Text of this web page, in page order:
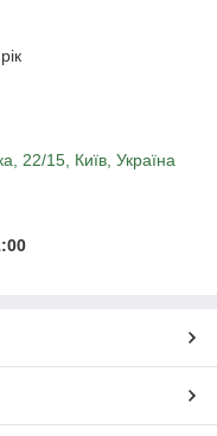
22/15, Київ, Україна